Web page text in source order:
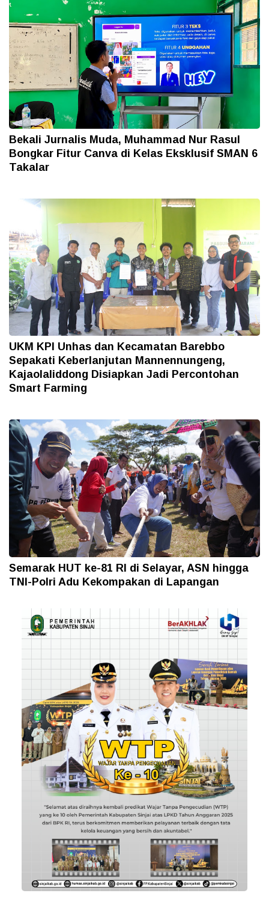
Bekali Jurnalis Muda, Muhammad Nur Rasul
Bongkar Fitur Canva di Kelas Eksklusif SMAN 6
Takalar
UKM KPI Unhas dan Kecamatan Barebbo
Sepakati Keberlanjutan Mannennungeng,
Kajaolaliddong Disiapkan Jadi Percontohan
Smart Farming
Semarak HUT ke-81 RI di Selayar, ASN hingga
TNI-Polri Adu Kekompakan di Lapangan